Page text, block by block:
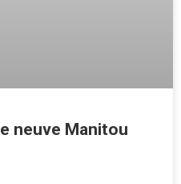
neuve Manitou